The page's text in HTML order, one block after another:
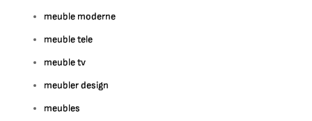
meuble moderne
meuble tele
meuble tv
meubler design
meubles